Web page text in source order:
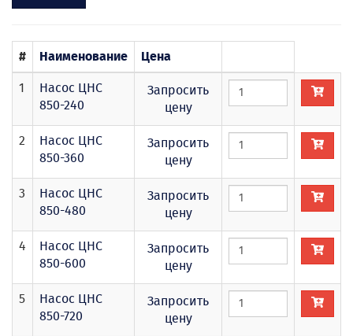
# Наименование Цена
1
Насос ЦНС
850-240
Запросить
цену
2
Насос ЦНС
850-360
Запросить
цену
3
Насос ЦНС
850-480
Запросить
цену
4
Насос ЦНС
850-600
Запросить
цену
5
Насос ЦНС
850-720
Запросить
цену